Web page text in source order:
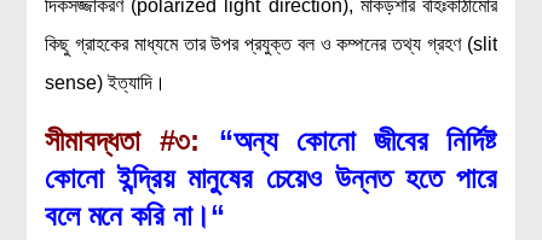
আবিষ্কারের গল্প
বিজ্ঞান নিয়ে কার্টুন
বাংলাদেশের কথা
দিকসজ্জাকরণ (polarized light direction), মাকড়শার বহিঃকাঠামোর
কিছু গ্রাহকের মাধ্যমে তার উপর প্রযুক্ত বল ও কম্পনের তথ্য গ্রহণ (slit
sense) ইত্যাদি।
সীমাবদ্ধতা #৩: “অন্য কোনো জীবের নির্দিষ্ট
কোনো ইন্দ্রিয় মানুষের চেয়েও উন্নত হতে পারে
বলে মনে করি না।“